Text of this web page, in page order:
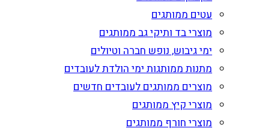
עטים ממותגים
מוצרי בד ותיקי גב ממותגים
ימי גיבוש, נופש חברה וטיולים
מתנות ממותגות ימי הולדת לעובדים
מוצרים ממותגים לעובדים חדשים
מוצרי קיץ ממותגים
מוצרי חורף ממותגים